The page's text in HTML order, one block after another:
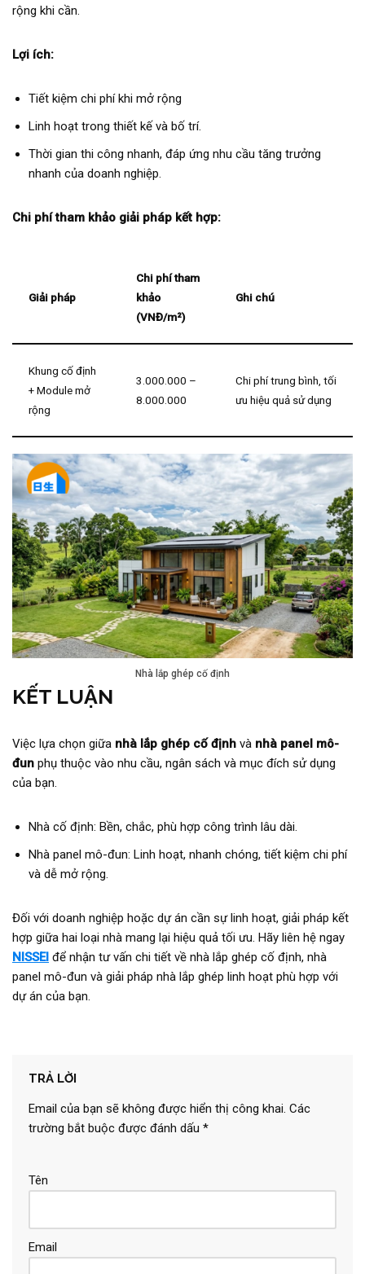
rộng khi cần.
Lợi ích:
Tiết kiệm chi phí khi mở rộng
Linh hoạt trong thiết kế và bố trí.
Thời gian thi công nhanh, đáp ứng nhu cầu tăng trưởng
nhanh của doanh nghiệp.
Chi phí tham khảo giải pháp kết hợp:
Giải pháp
Chi phí tham
khảo
(VNĐ/m²)
Ghi chú
Khung cố định
+ Module mở
rộng
3.000.000 –
8.000.000
Chi phí trung bình, tối
ưu hiệu quả sử dụng
Nhà lắp ghép cố định
KẾT LUẬN
Việc lựa chọn giữa nhà lắp ghép cố định và nhà panel mô-
đun phụ thuộc vào nhu cầu, ngân sách và mục đích sử dụng
của bạn.
Nhà cố định: Bền, chắc, phù hợp công trình lâu dài.
Nhà panel mô-đun: Linh hoạt, nhanh chóng, tiết kiệm chi phí
và dễ mở rộng.
Đối với doanh nghiệp hoặc dự án cần sự linh hoạt, giải pháp kết
hợp giữa hai loại nhà mang lại hiệu quả tối ưu. Hãy liên hệ ngay
NISSEI để nhận tư vấn chi tiết về nhà lắp ghép cố định, nhà
panel mô-đun và giải pháp nhà lắp ghép linh hoạt phù hợp với
dự án của bạn.
TRẢ LỜI
Email của bạn sẽ không được hiển thị công khai. Các
trường bắt buộc được đánh dấu *
Tên
Email